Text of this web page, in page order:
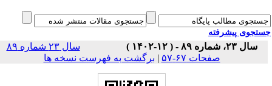
پیشرفته
سال ۲۳، شماره ۸۹ - ( ۱۲-۱۴۰۲ )
سال ۲۳ شماره ۸۹
صفحات ۶۷-۵۷
|برگشت به فهرست نسخه ها